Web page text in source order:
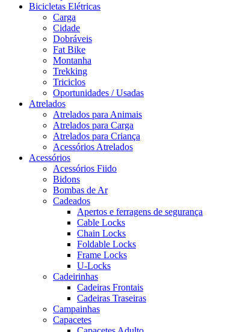
Bicicletas Elétricas
Carga
Cidade
Dobráveis
Fat Bike
Montanha
Trekking
Triciclos
Oportunidades / Usadas
Atrelados
Atrelados para Animais
Atrelados para Carga
Atrelados para Criança
Acessórios Atrelados
Acessórios
Acessórios Fiido
Bidons
Bombas de Ar
Cadeados
Apertos e ferragens de segurança
Cable Locks
Chain Locks
Foldable Locks
Frame Locks
U-Locks
Cadeirinhas
Cadeiras Frontais
Cadeiras Traseiras
Campainhas
Capacetes